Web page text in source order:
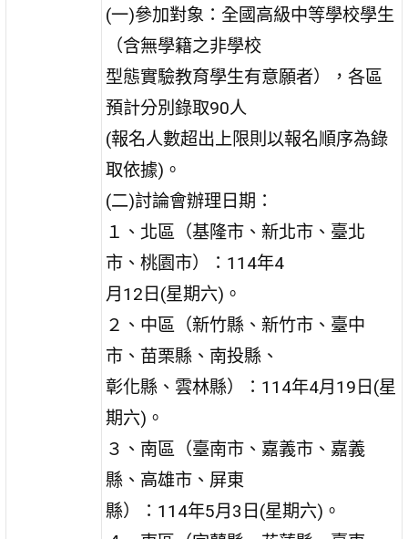
(一)參加對象：全國高級中等學校學生
（含無學籍之非學校
型態實驗教育學生有意願者），各區
預計分別錄取90人
(報名人數超出上限則以報名順序為錄
取依據)。
(二)討論會辦理日期：
１、北區（基隆市、新北市、臺北
市、桃園市）：114年4
月12日(星期六)。
２、中區（新竹縣、新竹市、臺中
市、苗栗縣、南投縣、
彰化縣、雲林縣）：114年4月19日(星
期六)。
３、南區（臺南市、嘉義市、嘉義
縣、高雄市、屏東
縣）：114年5月3日(星期六)。